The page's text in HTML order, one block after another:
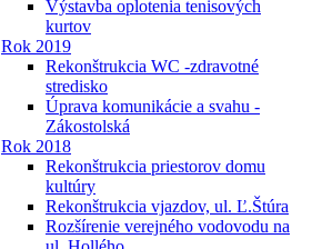
Výstavba oplotenia tenisových
kurtov
Rok 2019
Rekonštrukcia WC -zdravotné
stredisko
Úprava komunikácie a svahu -
Zákostolská
Rok 2018
Rekonštrukcia priestorov domu
kultúry
Rekonštrukcia vjazdov, ul. Ľ.Štúra
Rozšírenie verejného vodovodu na